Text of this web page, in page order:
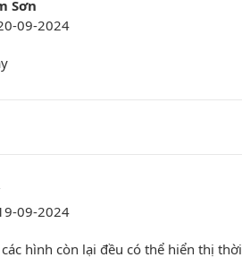
Sơn
09-2024
09-2024
hình còn lại đều có thể hiển thị